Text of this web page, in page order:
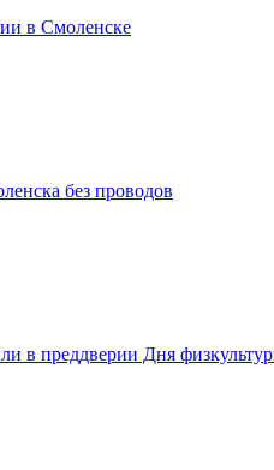
в Смоленске
без проводов
в преддверии Дня